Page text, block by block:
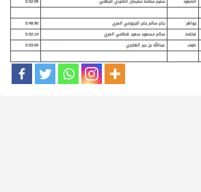
جواهر جابر سالم جابر الجربوعي المري
5:48:90
فخامه سالم مسعود سعيد قطامي المري
5:52:14
طيف عبدالله بن جبر الهاجري 5:53:00